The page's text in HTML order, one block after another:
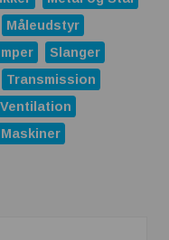
Måleudstyr
Slanger
Transmission
Ventilation